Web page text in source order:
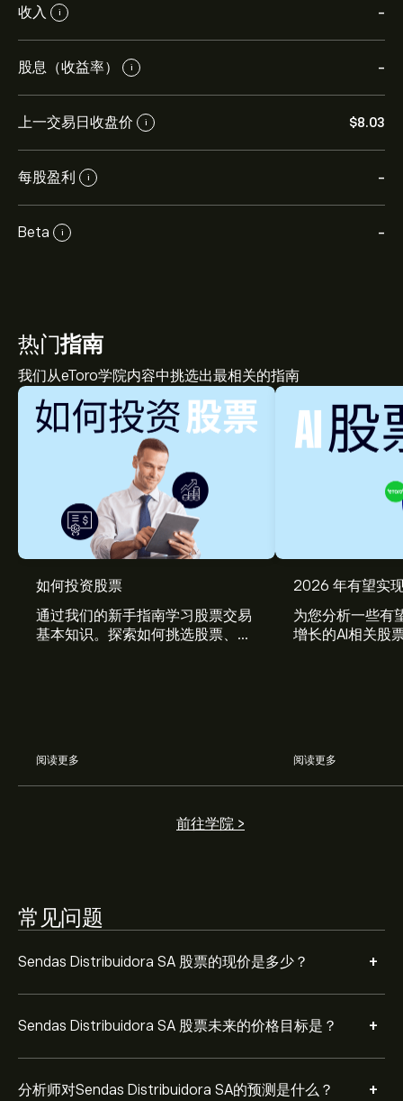
收入 i -
股息（收益率） i -
上一交易日收盘价 i ‎$‎8.03
每股盈利 i -
Beta i -
热门指南
我们从eToro学院内容中挑选出最相关的指南
如何投资股票
通过我们的新手指南学习股票交易
基本知识。探索如何挑选股票、管
阅读更多
2026 年有望实
为您分析一些有
增长的AI相关股
阅读更多
前往学院 >
常见问题
Sendas Distribuidora SA 股票的现价是多少？ +
ASAIY 现价为‎$‎8.03。
Sendas Distribuidora SA 股票未来的价格目标是？ +
Sendas Distribuidora SA 的平均价格目标为‎$‎8.03。注册
分析师对Sendas Distribuidora SA的预测是什么？ +
Sendas Distribuidora SA 市值为 (数据暂时不可用) 美元